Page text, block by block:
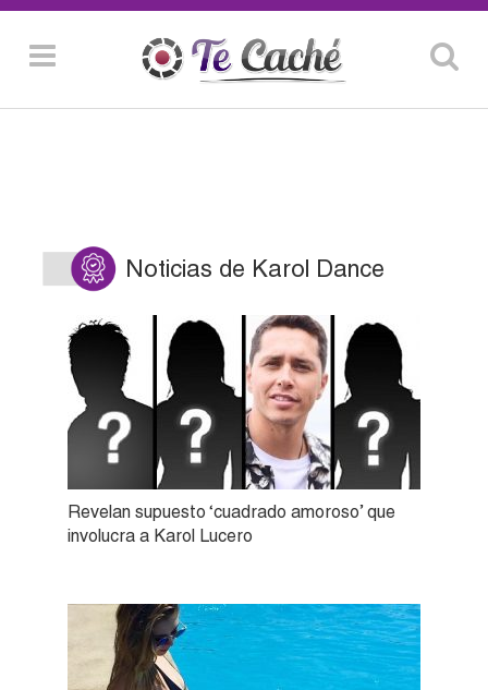
Noticias de Karol Dance
Revelan supuesto ‘cuadrado amoroso’ que
involucra a Karol Lucero